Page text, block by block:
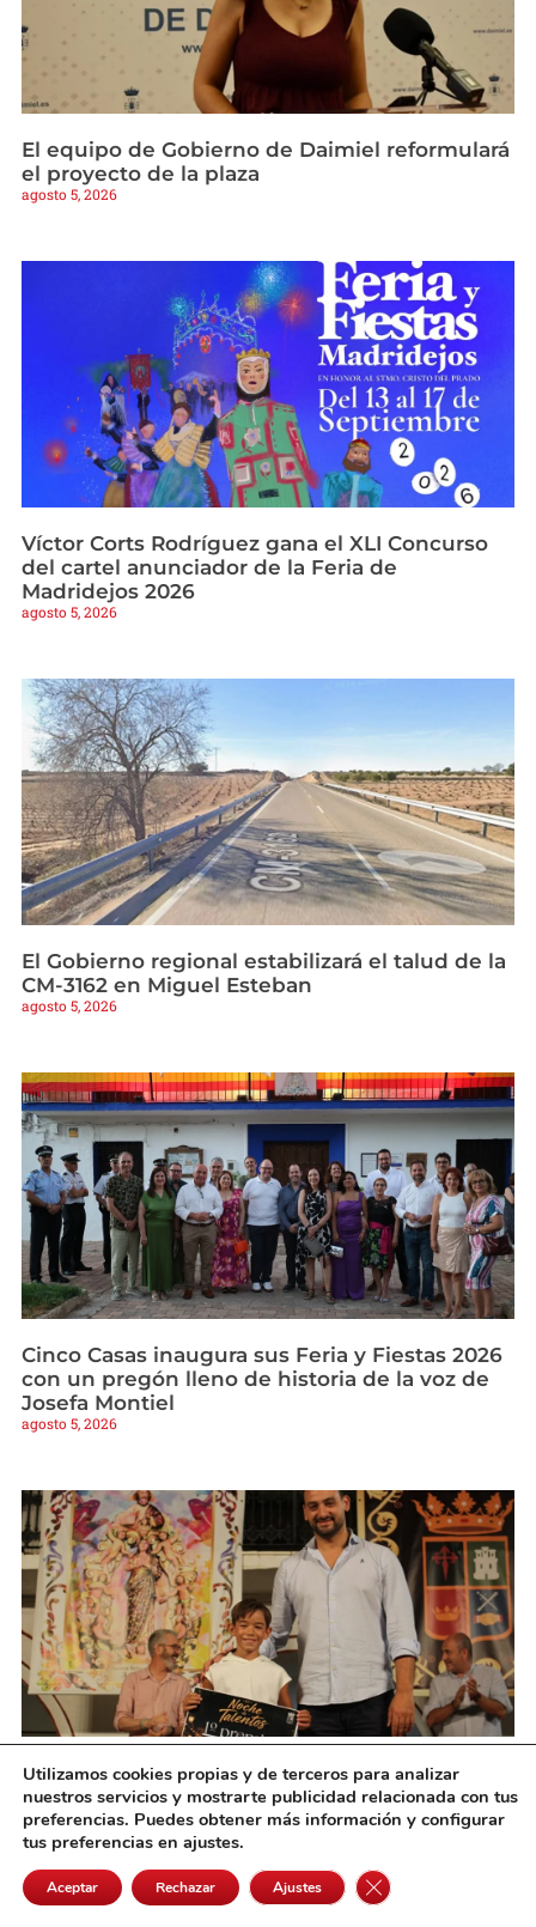
El equipo de Gobierno de Daimiel reformulará
el proyecto de la plaza
agosto 5, 2026
Víctor Corts Rodríguez gana el XLI Concurso
del cartel anunciador de la Feria de
Madridejos 2026
agosto 5, 2026
El Gobierno regional estabilizará el talud de la
CM-3162 en Miguel Esteban
agosto 5, 2026
Cinco Casas inaugura sus Feria y Fiestas 2026
con un pregón lleno de historia de la voz de
Josefa Montiel
agosto 5, 2026
Martín Olivares se alza con la victoria en la III
Noche de Talentos de Pedro Muñoz
agosto 5, 2026
Utilizamos cookies propias y de terceros para analizar
nuestros servicios y mostrarte publicidad relacionada con tus
preferencias. Puedes obtener más información y configurar
tus preferencias en ajustes.
Aceptar Rechazar Ajustes Cerrar el banner de